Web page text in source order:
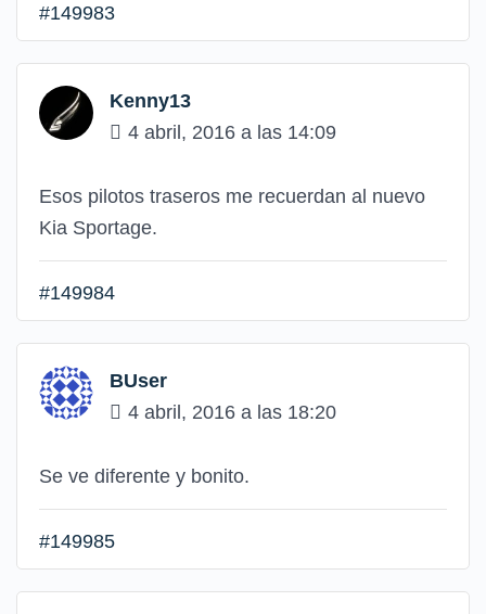
#149983
Kenny13
4 abril, 2016 a las 14:09
Esos pilotos traseros me recuerdan al nuevo
Kia Sportage.
#149984
BUser
4 abril, 2016 a las 18:20
Se ve diferente y bonito.
#149985